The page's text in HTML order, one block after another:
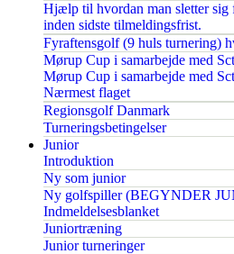
Hjælp til hvordan man sletter
inden sidste tilmeldingsfrist.
Fyraftensgolf (9 huls turnering)
Mørup Cup i samarbejde med
Mørup Cup i samarbejde med
Nærmest flaget
Regionsgolf Danmark
Turneringsbetingelser
Junior
Introduktion
Ny som junior
Ny golfspiller (BEGYNDER
Indmeldelsesblanket
Juniortræning
Junior turneringer